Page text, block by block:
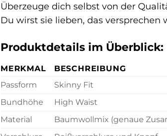
Überzeuge dich selbst von der
Du wirst sie lieben, das versprechen
Produktdetails im Überblick:
MERKMAL
BESCHREIBUNG
Passform
Skinny Fit
Bundhöhe
High Waist
Material
Baumwollmix (genaue